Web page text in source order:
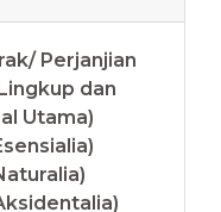
Perjanjian
dan
Utama)